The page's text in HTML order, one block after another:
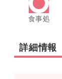
食事処
詳細情報